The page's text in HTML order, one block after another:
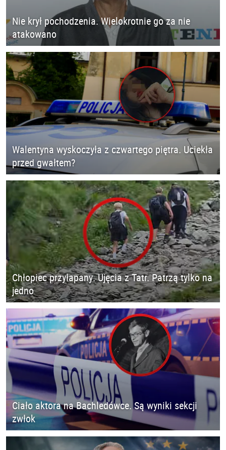
Nie krył pochodzenia. Wielokrotnie go za nie
atakowano
Walentyna wyskoczyła z czwartego piętra. Uciekła
przed gwałtem?
Chłopiec przyłapany. Ujęcia z Tatr. Patrzą tylko na
jedno
Ciało aktora na Bachledówce. Są wyniki sekcji
zwłok